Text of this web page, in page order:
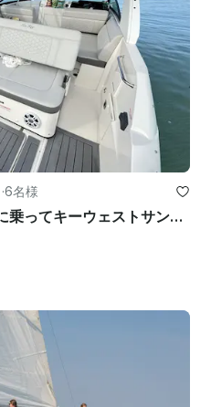
·6名様
シーレイ 250 SDX ヨットに乗ってキーウェストサンドバーハングアウト